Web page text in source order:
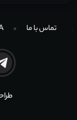
تماس با ما